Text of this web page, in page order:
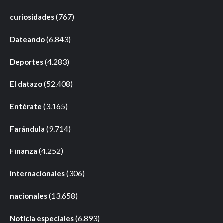
curiosidades(767)
Dateando(6.843)
Deportes(4.283)
El datazo(52.408)
Entérate (3.165)
Farándula (9.714)
Finanza (4.252)
internacionales(306)
nacionales(13.658)
Noticia especiales(6.893)